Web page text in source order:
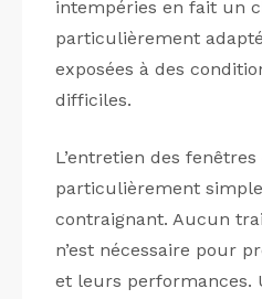
intempéries en fait un
particulièrement
exposées à des
difficiles.
L’entretien des fenêtres
particulièrement
contraignant. Aucun
n’est nécessaire pour
et leurs performances.